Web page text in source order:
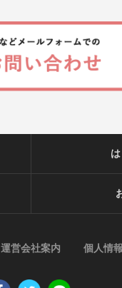
運営会社案内 個人情